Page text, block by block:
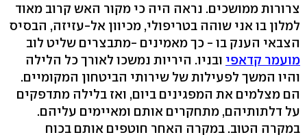
צרורות ממושכים. נראה היה כי מקור האש קרוב מאוד
למלון בו אני שוהה בטריפולי, מכיוון אל-עזיזה, הבסיס
הצבאי הענק בו - כך מאמינים -מתבצרים שליט לוב
מועמר קדאפי ובניו. היריות נמשכו לאורך כל הלילה
והיו המשך לפעילות של שירותי הביטחון המקומיים.
הם מצלמים את המפגינים ביום, ואז בלילה מתדפקים
על דלתותיהם, מתחקרים אותם ומאיימים עליהם.
במקרה הטוב. במקרה האחר חוטפים אותם בכוח